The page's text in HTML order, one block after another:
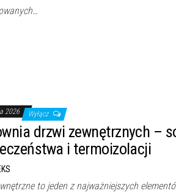
2026 Wyłącz
drzwi zewnętrznych –
i termoizolacji
to jeden z najważniejszych